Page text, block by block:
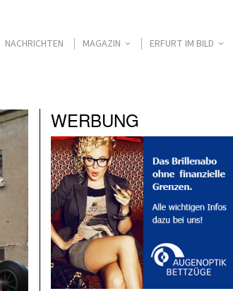
NACHRICHTEN MAGAZIN ERFURT IM BILD
WERBUNG